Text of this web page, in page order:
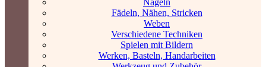
Nageln
Fädeln, Nähen, Stricken
Weben
Verschiedene Techniken
Spielen mit Bildern
Werken, Basteln, Handarbeiten